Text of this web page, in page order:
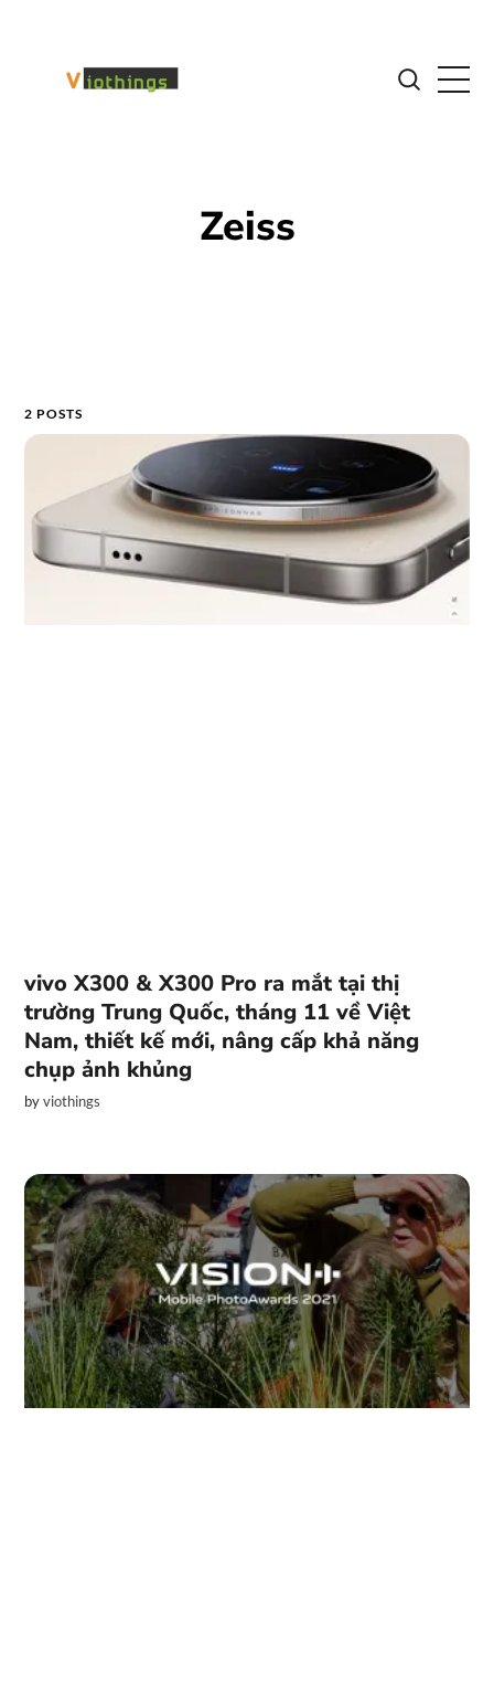
Zeiss
2 POSTS
vivo X300 & X300 Pro ra mắt tại thị
trường Trung Quốc, tháng 11 về Việt
Nam, thiết kế mới, nâng cấp khả năng
chụp ảnh khủng
byviothings